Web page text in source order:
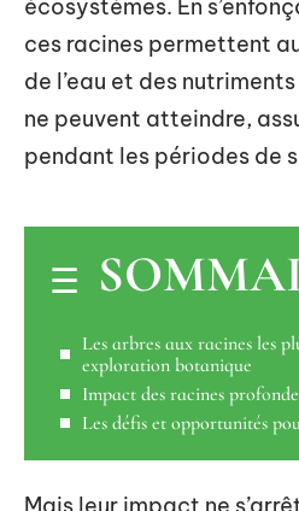
écosystèmes. En
ces racines permettent
de l’eau et des
ne peuvent atteindre,
pendant les périodes de
Les arbres aux racines les
exploration botanique
Impact des racines
Les défis et opportunités